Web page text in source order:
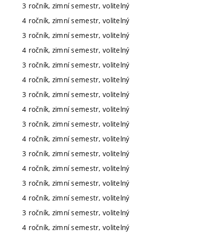
3 ročník, zimní semestr, volitelný
4 ročník, zimní semestr, volitelný
3 ročník, zimní semestr, volitelný
4 ročník, zimní semestr, volitelný
3 ročník, zimní semestr, volitelný
4 ročník, zimní semestr, volitelný
3 ročník, zimní semestr, volitelný
4 ročník, zimní semestr, volitelný
3 ročník, zimní semestr, volitelný
4 ročník, zimní semestr, volitelný
3 ročník, zimní semestr, volitelný
4 ročník, zimní semestr, volitelný
3 ročník, zimní semestr, volitelný
4 ročník, zimní semestr, volitelný
3 ročník, zimní semestr, volitelný
4 ročník, zimní semestr, volitelný